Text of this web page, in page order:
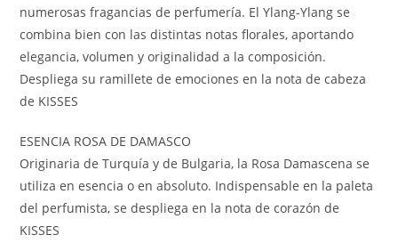
numerosas fragancias de perfumería. El Ylang-Ylang se
combina bien con las distintas notas florales, aportando
elegancia, volumen y originalidad a la composición.
Despliega su ramillete de emociones en la nota de cabeza
de KISSES
ESENCIA ROSA DE DAMASCO
Originaria de Turquía y de Bulgaria, la Rosa Damascena se
utiliza en esencia o en absoluto. Indispensable en la paleta
del perfumista, se despliega en la nota de corazón de
KISSES